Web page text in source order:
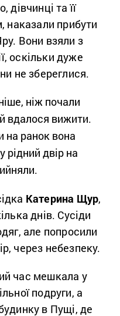
дівчинці та її
наказали прибути
Вони взяли з
оскільки дуже
не збереглися.
ніж почали
вдалося вижити.
на ранок вона
рідний двір на
Катерина Щур,
днів. Сусіди
але попросили
через небезпеку.
час мешкала у
подруги, а
в Пущі, де